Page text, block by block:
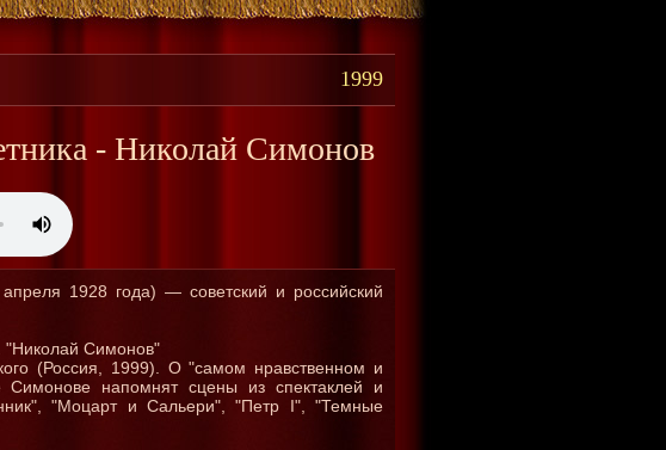
1999
- Николай Симонов
1928 года) — советский и российский
"Николай Симонов"
(Россия, 1999). О "самом нравственном и
Симонове напомнят сцены из спектаклей и
"Моцарт и Сальери", "Петр I", "Темные